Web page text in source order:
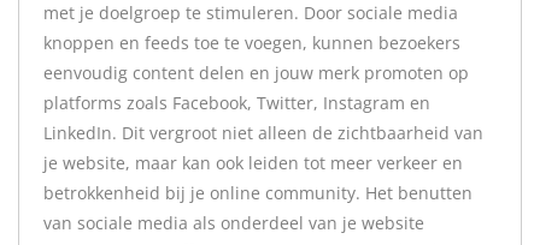
met je doelgroep te stimuleren. Door sociale media
knoppen en feeds toe te voegen, kunnen bezoekers
eenvoudig content delen en jouw merk promoten op
platforms zoals Facebook, Twitter, Instagram en
LinkedIn. Dit vergroot niet alleen de zichtbaarheid van
je website, maar kan ook leiden tot meer verkeer en
betrokkenheid bij je online community. Het benutten
van sociale media als onderdeel van je website